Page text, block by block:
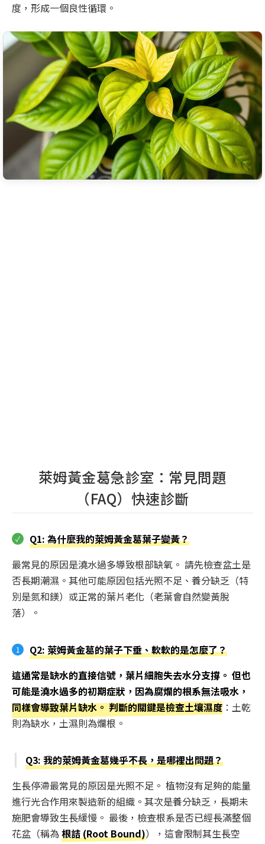
度，形成一個良性循環。
萊姆黃金葛急診室：常見問題
（FAQ）快速診斷
Q1: 為什麼我的萊姆黃金葛葉子變黃？
最常見的原因是澆水過多導致根部缺氧。 請先檢查盆土是
否長期潮濕。其他可能原因包括光照不足、養分缺乏（特
別是氮和鎂）或正常的葉片老化（老葉會自然變黃脫
落）。
Q2: 萊姆黃金葛的葉子下垂、軟軟的是怎麼了？
這通常是缺水的直接信號，葉片細胞失去水分支撐。 但也
可能是澆水過多的初期症狀，因為腐爛的根系無法吸水，
同樣會導致葉片缺水。 判斷的關鍵是檢查土壤濕度 ：土乾
則為缺水，土濕則為爛根。
Q3: 我的萊姆黃金葛幾乎不長，是哪裡出問題？
生長停滯最常見的原因是光照不足。 植物沒有足夠的能量
進行光合作用來製造新的組織。其次是養分缺乏，長期未
施肥會導致生長緩慢。 最後，檢查根系是否已經長滿整個
花盆（稱為根詰 (Root Bound)），這會限制其生長空